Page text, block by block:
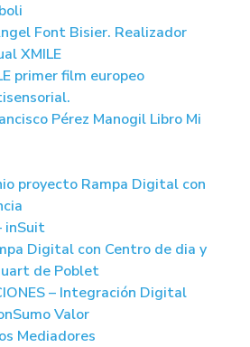
Font Bisier. Realizador
XMILE
primer film europeo
Pérez Manogil Libro Mi
proyecto Rampa Digital con
inSuit
Digital con Centro de dia y
de Poblet
– Integración Digital
Valor
Mediadores